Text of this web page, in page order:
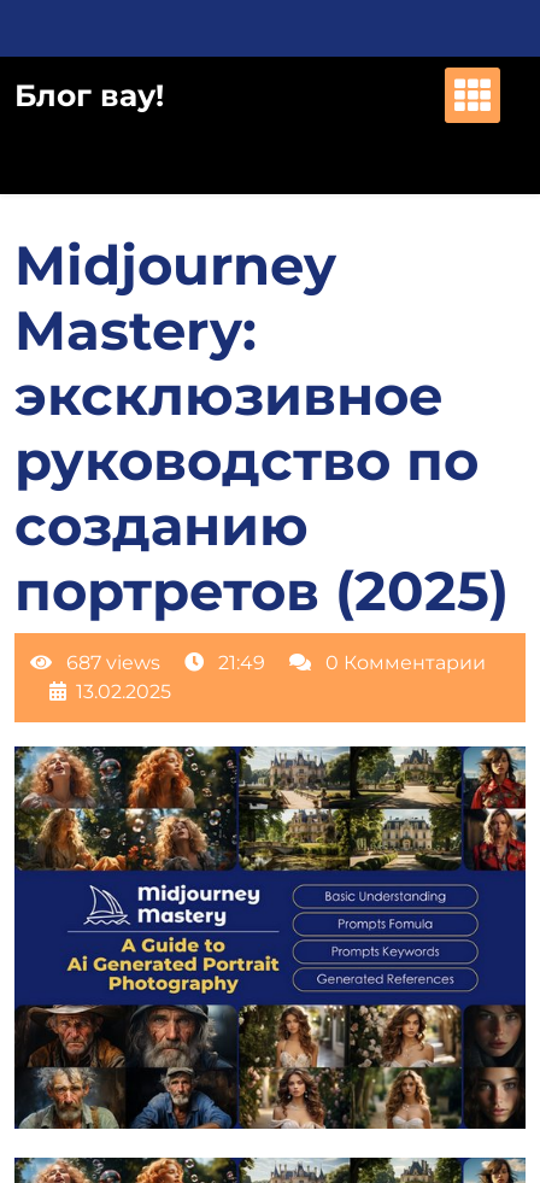
Блог вау!
Midjourney
Mastery:
эксклюзивное
руководство по
созданию
портретов (2025)
687 views 21:49
0 Комментарии
13.02.2025